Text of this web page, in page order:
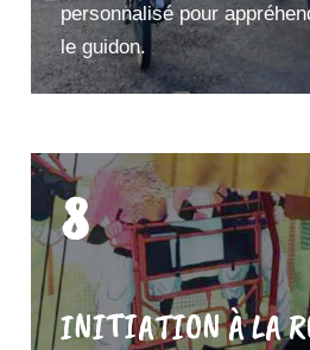
personnalisé pour
le guidon.
8
INITIATION À LA